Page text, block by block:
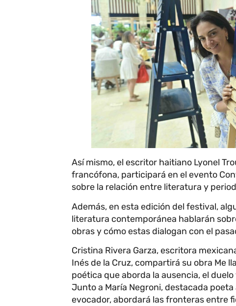
Así mismo, el escritor haitiano Lyonel
francófona, participará en el evento
sobre la relación entre literatura y
Además, en esta edición del festival,
literatura contemporánea hablarán
obras y cómo estas dialogan con el
Cristina Rivera Garza, escritora
Inés de la Cruz, compartirá su obra Me
poética que aborda la ausencia, el
Junto a María Negroni, destacada
evocador, abordará las fronteras entre